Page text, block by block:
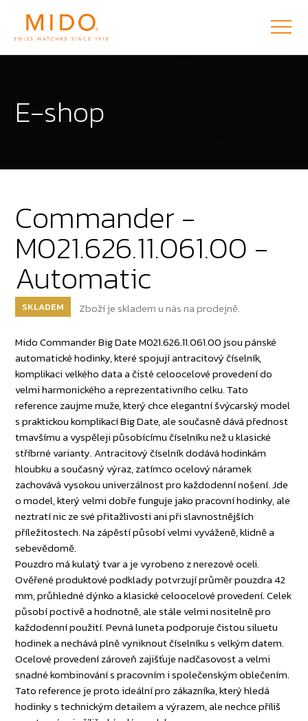
E-shop
Commander -
M021.626.11.061.00 -
Automatic
SKLADEM Zboží je skladem u nás na prodejně.
Mido Commander Big Date M021.626.11.061.00 jsou pánské
automatické hodinky, které spojují antracitový číselník,
komplikaci velkého data a čisté celoocelové provedení do
velmi harmonického a reprezentativního celku. Tato
reference zaujme muže, který chce elegantní švýcarský model
s praktickou komplikací Big Date, ale současně dává přednost
tmavšímu a vyspěleji působícímu číselníku než u klasické
stříbrné varianty. Antracitový číselník dodává hodinkám
hloubku a současný výraz, zatímco ocelový náramek
zachovává vysokou univerzálnost pro každodenní nošení. Jde
o model, který velmi dobře funguje jako pracovní hodinky, ale
neztratí nic ze své přitažlivosti ani při slavnostnějších
příležitostech. Na zápěstí působí velmi vyváženě, klidně a
sebevědomě.
Pouzdro má kulatý tvar a je vyrobeno z nerezové oceli.
Ověřené produktové podklady potvrzují průměr pouzdra 42
mm, průhledné dýnko a klasické celoocelové provedení. Celek
působí poctivě a hodnotně, ale stále velmi nositelně pro
každodenní použití. Pevná luneta podporuje čistou siluetu
hodinek a nechává plně vyniknout číselníku s velkým datem.
Ocelové provedení zároveň zajišťuje nadčasovost a velmi
snadné kombinování s pracovním i společenským oblečením.
Tato reference je proto ideální pro zákazníka, který hledá
hodinky s technickým detailem a výrazem, ale nechce příliš